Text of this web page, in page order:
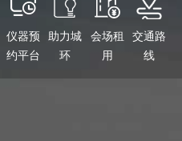
仪器预
约平台
助力城
环
会场租
用
交通路
线